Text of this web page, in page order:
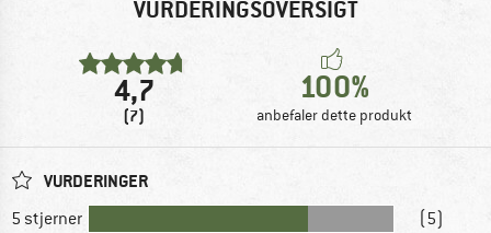
VURDERINGSOVERSIGT
4,7
(7)
100%
anbefaler dette produkt
VURDERINGER
5 stjerner
(5)